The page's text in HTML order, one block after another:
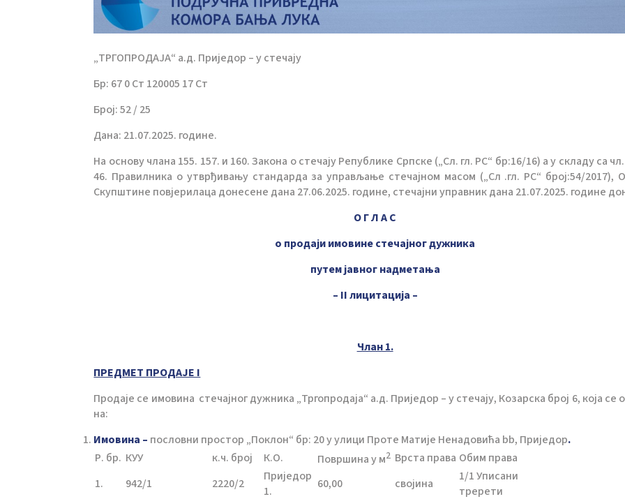
„ТРГОПРОДАЈА“ а.д. Приједор – у стечају
Бр: 67 0 Ст 120005 17 Ст
Број: 52 / 25
Дана: 21.07.2025. године.
На основу члана 155. 157. и 160. Закона о стечају Републике Српске („Сл. гл. РС“ бр:16/16) а у складу са
46. Правилника о утврђивању стандарда за управљање стечајном масом („Сл .гл. РС“ број:54/2017),
Скупштине повјерилаца донесене дана 27.06.2025. године, стечајни управник дана 21.07.2025. године
О Г Л А С
о продаји имовине стечајног дужника
путем јавног надметања
– II лицитација –
Члан 1.
ПРЕДМЕТ ПРОДАЈЕ I
Продаје се имовина стечајног дужника „Тргопродаја“ а.д. Приједор – у стечају, Козарска број 6, која се
на:
Имовина – пословни простор „Поклон“ бр: 20 у улици Проте Матије Ненадовића bb, Приједор.
Р. бр. КУУ к.ч. број К.О. Површина у м2 Врста права Обим права
1.
942/1 2220/2
Приједор
1.
60,00 својина
1/1 Уписани
тререти